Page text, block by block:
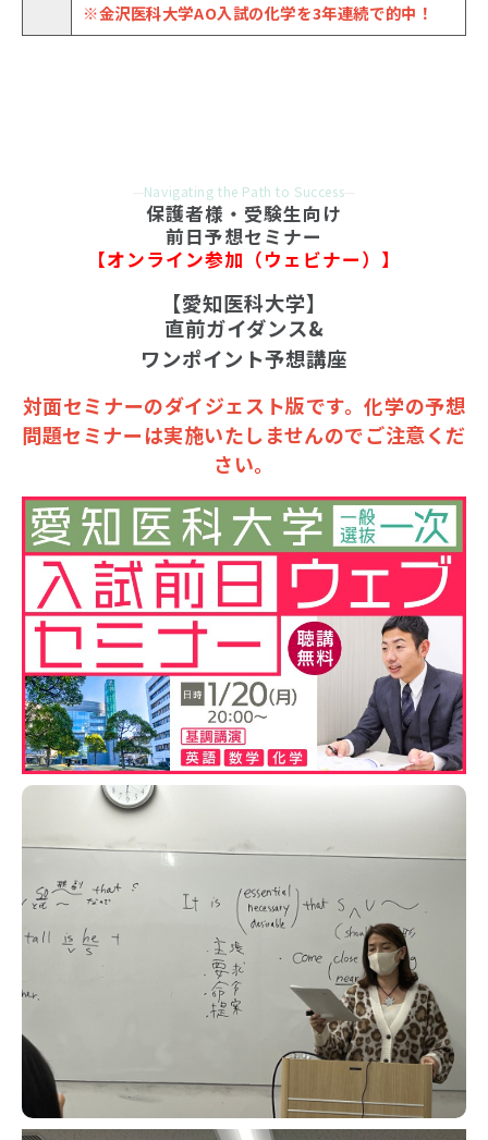
※金沢医科大学AO入試の化学を3年連続で的中！
Navigating the Path to Success
保護者様・受験生向け
前日予想セミナー
【オンライン参加（ウェビナー）】
【愛知医科大学】
直前ガイダンス&
ワンポイント予想講座
対面セミナーのダイジェスト版です。化学の予想
問題セミナーは実施いたしませんのでご注意くだ
さい。